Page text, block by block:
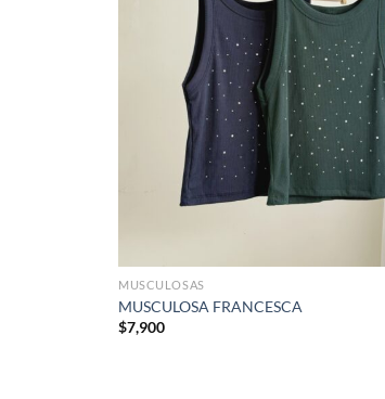
MUSCULOSAS
MUSCULOSA FRANCESCA
$7,900